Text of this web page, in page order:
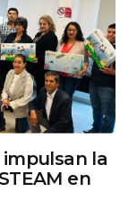
y sitio
vez que
impulsan la
en